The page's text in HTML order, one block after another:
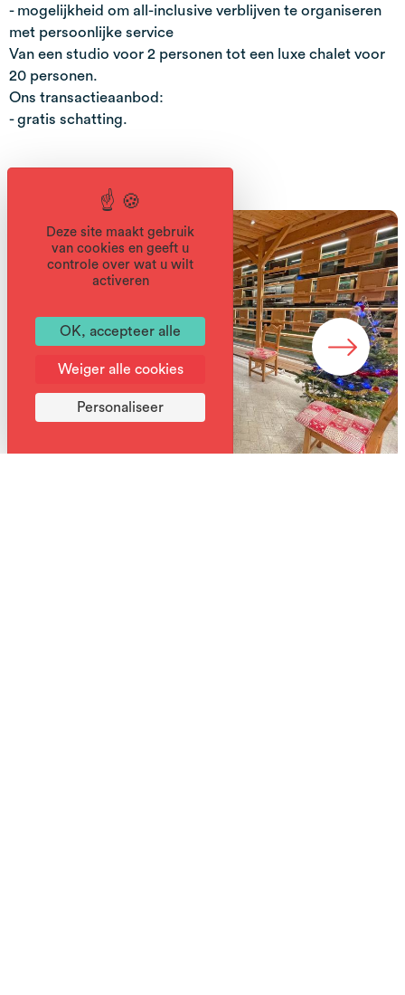
- mogelijkheid om all-inclusive verblijven te organiseren
met persoonlijke service
Van een studio voor 2 personen tot een luxe chalet voor
20 personen.
Ons transactieaanbod:
- gratis schatting.
Deze site maakt gebruik
van cookies en geeft u
controle over wat u wilt
activeren
OK, accepteer alle
Weiger alle cookies
Personaliseer